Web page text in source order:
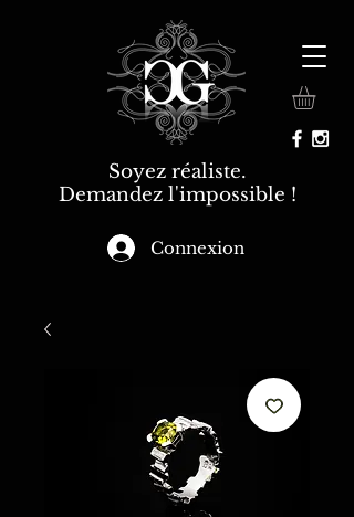
Soyez réaliste.
Demandez l'impossible !
Connexion